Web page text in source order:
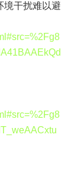
境干扰难以避